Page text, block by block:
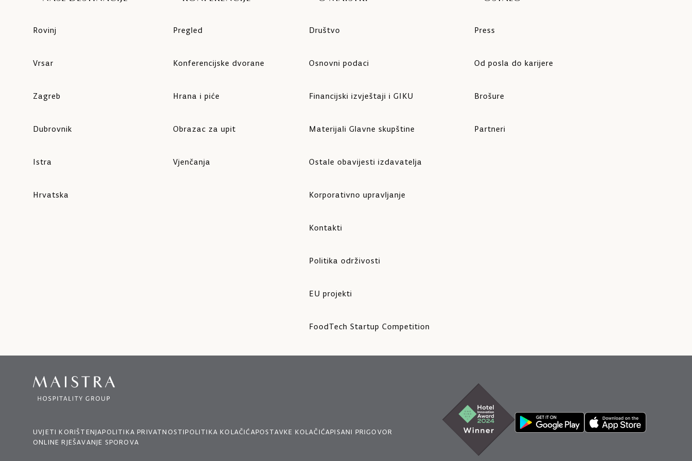
Rovinj
Vrsar
Zagreb
Dubrovnik
Istra
Hrvatska
Pregled
Konferencijske dvorane
Hrana i piće
Obrazac za upit
Vjenčanja
Društvo
Osnovni podaci
Financijski izvještaji i GIKU
Materijali Glavne skupštine
Ostale obavijesti izdavatelja
Korporativno upravljanje
Kontakti
Politika održivosti
EU projekti
FoodTech Startup Competition
Press
Od posla do karijere
Brošure
Partneri
UVJETI KORIŠTENJAPOLITIKA PRIVATNOSTIPOLITIKA KOLAČIĆAPOSTAVKE KOLAČIĆAPISANI PRIGOVOR
ONLINE RJEŠAVANJE SPOROVA